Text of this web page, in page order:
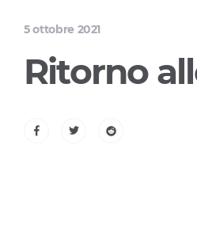
5 ottobre 2021
Ritorno